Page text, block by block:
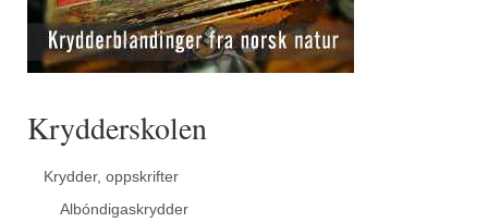
Krydderskolen
Krydder, oppskrifter
Albóndigaskrydder